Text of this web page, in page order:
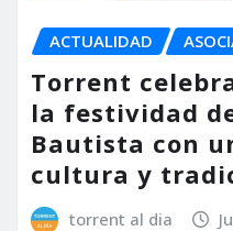
ACTUALIDAD
Torrent
la festividad
Bautista con
cultura y
torrent al dia